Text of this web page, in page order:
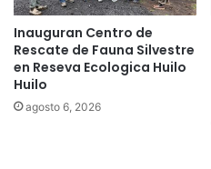
Inauguran Centro de
Rescate de Fauna Silvestre
en Reseva Ecologica Huilo
Huilo
agosto 6, 2026